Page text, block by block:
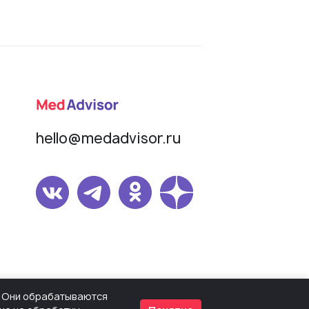
hello@medadvisor.ru
Они обрабатываются